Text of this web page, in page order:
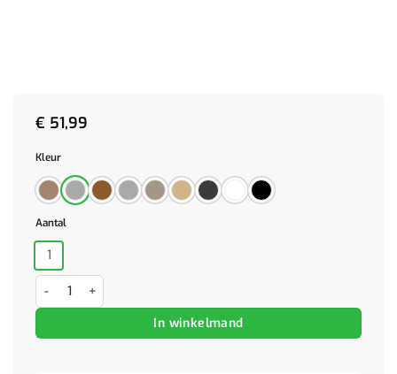
€ 51,99
Kleur
Aantal
1
Salontafel 102x55x45 cm bewerkt hout hoogglans wit aantal
In winkelmand